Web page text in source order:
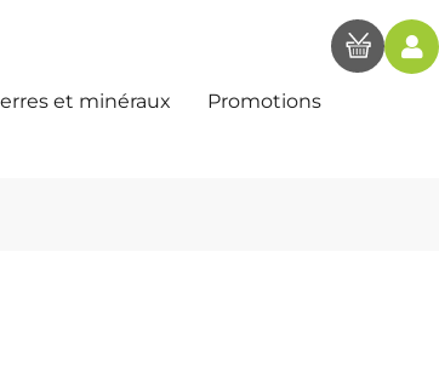
et minéraux Promotions